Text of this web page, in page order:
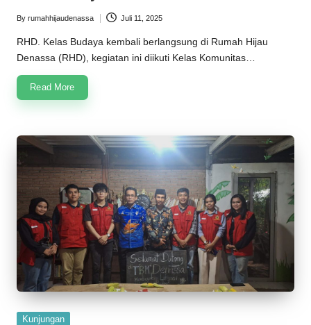
n
a
s
s
a
2
0
2
5
Posted
by
By rumahhijaudenassa Juli 11, 2025
RHD. Kelas Budaya kembali berlangsung di Rumah Hijau
Denassa (RHD), kegiatan ini diikuti Kelas Komunitas…
Read More
Posted
Kunjungan